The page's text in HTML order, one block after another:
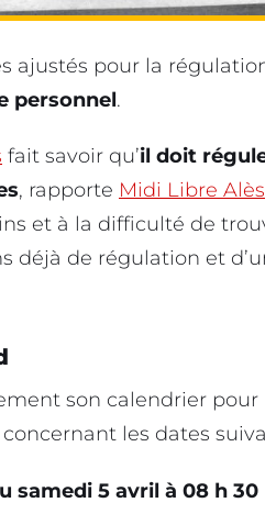
ajustés pour la
personnel.
fait savoir qu’il doit
, rapporte Midi Libre Alès
et à la difficulté de
déjà de régulation et
son calendrier pour
les dates
samedi 5 avril à 08 h 30